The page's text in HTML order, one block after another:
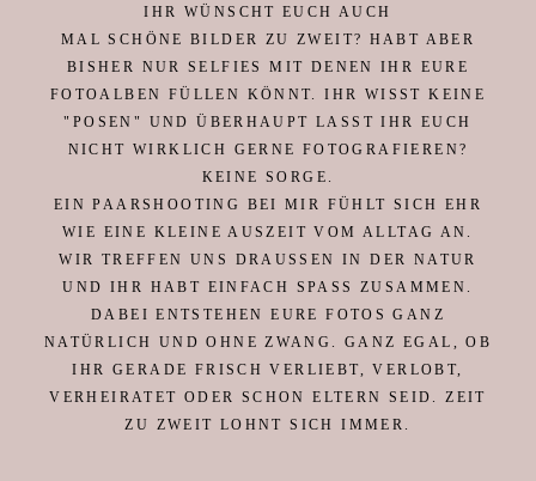
IHR WÜNSCHT EUCH AUCH
MAL SCHÖNE BILDER ZU ZWEIT? HABT ABER
BISHER NUR SELFIES MIT DENEN IHR EURE
FOTOALBEN FÜLLEN KÖNNT. IHR WISST KEINE
"POSEN" UND ÜBERHAUPT LASST IHR EUCH
NICHT WIRKLICH GERNE FOTOGRAFIEREN?
KEINE SORGE.
EIN PAARSHOOTING BEI MIR FÜHLT SICH EHR
WIE EINE KLEINE AUSZEIT VOM ALLTAG AN.
WIR TREFFEN UNS DRAUSSEN IN DER NATUR U
ND IHR HABT EINFACH SPASS ZUSAMMEN. DA
BEI ENTSTEHEN EURE FOTOS GANZ NA
TÜRLICH UND OHNE ZWANG. GANZ EGAL, OB IH
R GERADE FRISCH VERLIEBT, VERLOBT, VE
RHEIRATET ODER SCHON ELTERN SEID. ZEIT ZU
ZWEIT LOHNT SICH IMMER.
Kontakt